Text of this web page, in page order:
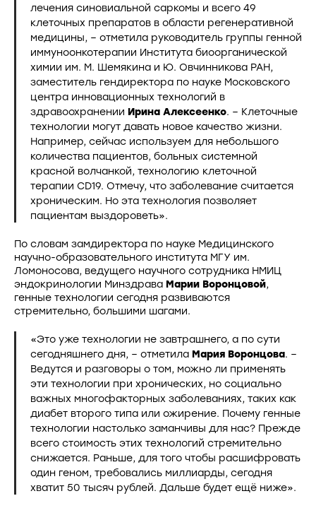
лечения синовиальной саркомы и всего 49
клеточных препаратов в области регенеративной
медицины, – отметила руководитель группы генной
иммуноонкотерапии Института биоорганической
химии им. М. Шемякина и Ю. Овчинникова РАН,
заместитель гендиректора по науке Московского
центра инновационных технологий в
здравоохранении Ирина Алексеенко. – Клеточные
технологии могут давать новое качество жизни.
Например, сейчас используем для небольшого
количества пациентов, больных системной
красной волчанкой, технологию клеточной
терапии CD19. Отмечу, что заболевание считается
хроническим. Но эта технология позволяет
пациентам выздороветь».
По словам замдиректора по науке Медицинского
научно-образовательного института МГУ им.
Ломоносова, ведущего научного сотрудника НМИЦ
эндокринологии Минздрава Марии Воронцовой,
генные технологии сегодня развиваются
стремительно, большими шагами.
«Это уже технологии не завтрашнего, а по сути
сегодняшнего дня, – отметила Мария Воронцова. –
Ведутся и разговоры о том, можно ли применять
эти технологии при хронических, но социально
важных многофакторных заболеваниях, таких как
диабет второго типа или ожирение. Почему генные
технологии настолько заманчивы для нас? Прежде
всего стоимость этих технологий стремительно
снижается. Раньше, для того чтобы расшифровать
один геном, требовались миллиарды, сегодня
хватит 50 тысяч рублей. Дальше будет ещё ниже».